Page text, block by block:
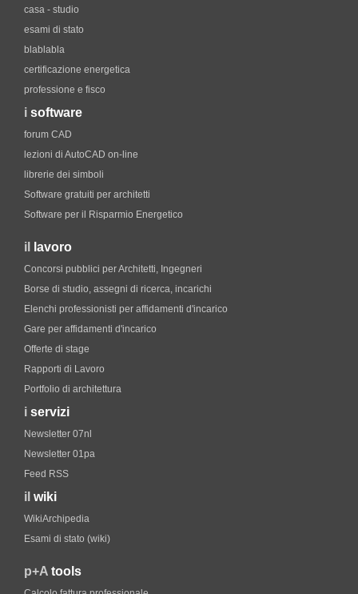
casa - studio
esami di stato
blablabla
certificazione energetica
professione e fisco
i software
forum CAD
lezioni di AutoCAD on-line
librerie dei simboli
Software gratuiti per architetti
Software per il Risparmio Energetico
il lavoro
Concorsi pubblici per Architetti, Ingegneri
Borse di studio, assegni di ricerca, incarichi
Elenchi professionisti per affidamenti d'incarico
Gare per affidamenti d'incarico
Offerte di stage
Rapporti di Lavoro
Portfolio di architettura
i servizi
Newsletter 07nl
Newsletter 01pa
Feed RSS
il wiki
WikiArchipedia
Esami di stato (wiki)
p+A tools